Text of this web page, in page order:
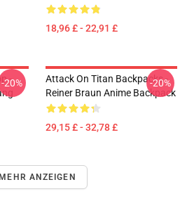
18,96 £ - 22,91 £
-
-20%
Attack On Titan Backpacks -
Reiner Braun Anime Backpack
29,15 £ - 32,78 £
-20%
MEHR ANZEIGEN